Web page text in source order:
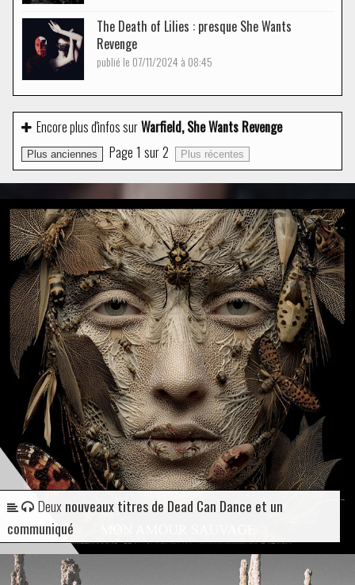
The Death of Lilies : presque She Wants
Revenge
publié le 07/11/2024 à 08:45
Encore plus d'infos surWarfield, She Wants Revenge
Plus anciennes Page 1 sur2 Plus récentes
Deuxnouveaux titres de Dead Can Dance et un
communiqué